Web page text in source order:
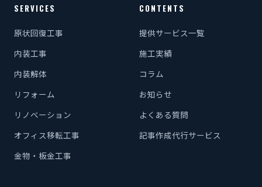
SERVICES
原状回復工事
内装工事
内装解体
リフォーム
リノベーション
オフィス移転工事
金物・板金工事
CONTENTS
提供サービス一覧
施工実績
コラム
お知らせ
よくある質問
記事作成代行サービス